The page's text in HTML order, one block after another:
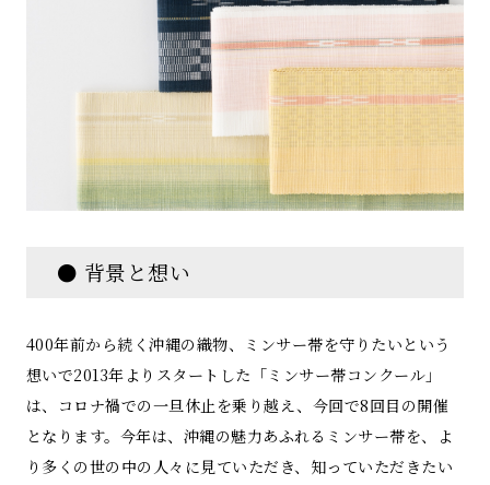
● 背景と想い
400年前から続く沖縄の織物、ミンサー帯を守りたいという
想いで2013年よりスタートした「ミンサー帯コンクール」
は、コロナ禍での⼀旦休止を乗り越え、今回で8回目の開催
となります。今年は、沖縄の魅力あふれるミンサー帯を、よ
り多くの世の中の人々に見ていただき、知っていただきたい